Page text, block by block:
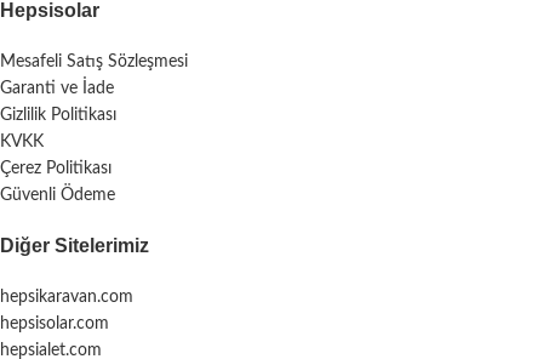
Hepsisolar
Mesafeli Satış Sözleşmesi
Garanti ve İade
Gizlilik Politikası
KVKK
Çerez Politikası
Güvenli Ödeme
Diğer Sitelerimiz
hepsikaravan.com
hepsisolar.com
hepsialet.com